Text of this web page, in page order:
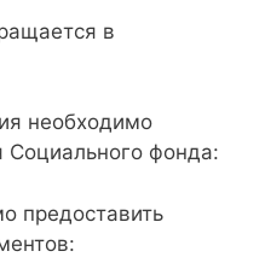
в
необходимо
Социального фонда:
предоставить